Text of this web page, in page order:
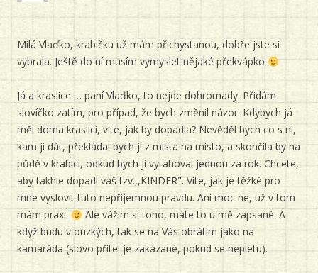
Milá Vlaďko, krabičku už mám přichystanou, dobře jste si
vybrala. Ještě do ní musím vymyslet nějaké překvápko
Já a kraslice … paní Vlaďko, to nejde dohromady. Přidám
slovíčko zatím, pro případ, že bych změnil názor. Kdybych já
měl doma kraslici, víte, jak by dopadla? Nevěděl bych co s ní,
kam ji dát, překládal bych ji z místa na místo, a skončila by na
půdě v krabici, odkud bych ji vytahoval jednou za rok. Chcete,
aby takhle dopadl váš tzv.,,KINDER". Víte, jak je těžké pro
mne vyslovit tuto nepříjemnou pravdu. Ani moc ne, už v tom
mám praxi.
Ale vážím si toho, máte to u mě zapsané. A
když budu v ouzkých, tak se na Vás obrátím jako na
kamaráda (slovo přítel je zakázané, pokud se nepletu).